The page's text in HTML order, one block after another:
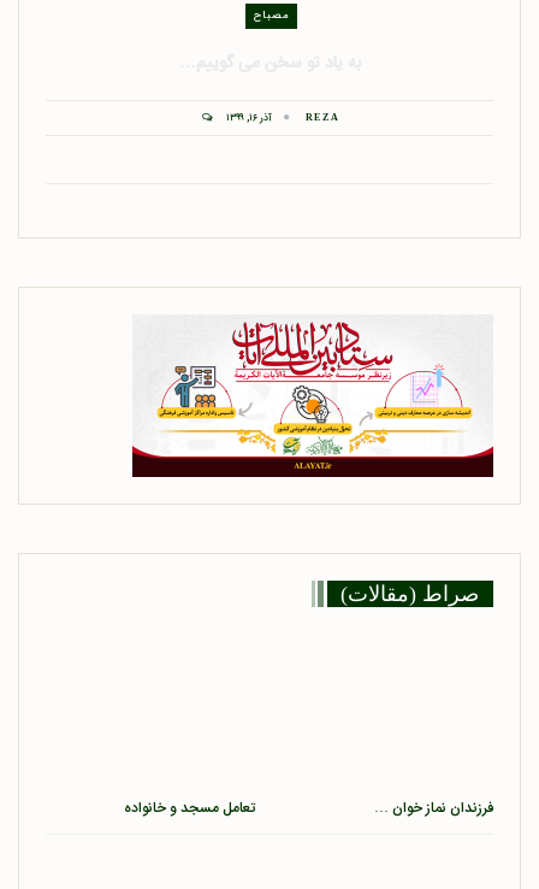
مصباح
REZA آذر ۱۶, ۱۳۹۹
صراط (مقالات)
فرزندان نماز خوان … تعامل مسجد و خانواده